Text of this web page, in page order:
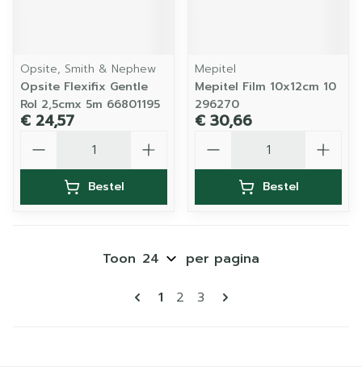
Opsite, Smith & Nephew
Opsite Flexifix Gentle
Rol 2,5cmx 5m 66801195
€ 24,57
Bestel
Mepitel
Mepitel Film 10x12cm 10
296270
€ 30,66
Bestel
Pagina's
U lees momenteel pagina
1 Pagina
2 Pagina
3
Toon per pagina